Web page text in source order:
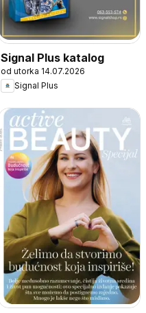
Signal Plus katalog
od utorka 14.07.2026
Signal Plus